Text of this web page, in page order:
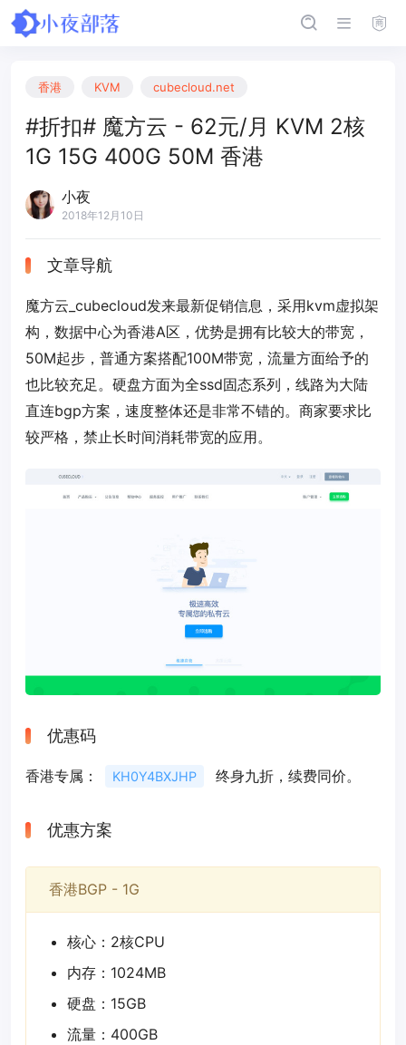
香港 KVM cubecloud.net
#折扣# 魔方云 - 62元/月 KVM 2核
1G 15G 400G 50M 香港
小夜
2018年12月10日
文章导航
魔方云_cubecloud发来最新促销信息，采用kvm虚拟架
构，数据中心为香港A区，优势是拥有比较大的带宽，
50M起步，普通方案搭配100M带宽，流量方面给予的
也比较充足。硬盘方面为全ssd固态系列，线路为大陆
直连bgp方案，速度整体还是非常不错的。商家要求比
较严格，禁止长时间消耗带宽的应用。
优惠码
香港专属： KH0Y4BXJHP 终身九折，续费同价。
优惠方案
香港BGP - 1G
核心：2核CPU
内存：1024MB
硬盘：15GB
流量：400GB